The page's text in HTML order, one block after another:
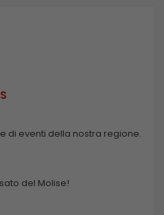
di eventi della nostra regione.
del Molise!